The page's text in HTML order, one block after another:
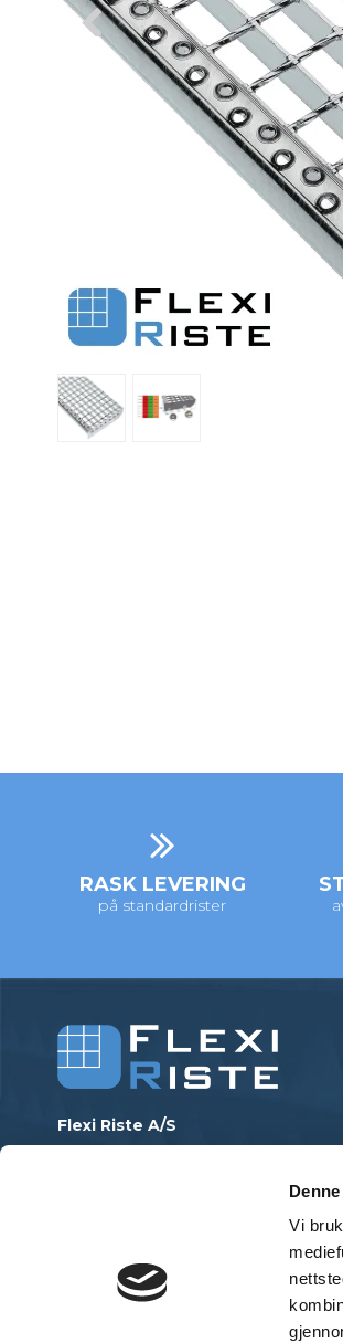
Vi
RASK LEVERING
på standardrister
Flexi Riste A/S
mail@flexiriste.no
27601677